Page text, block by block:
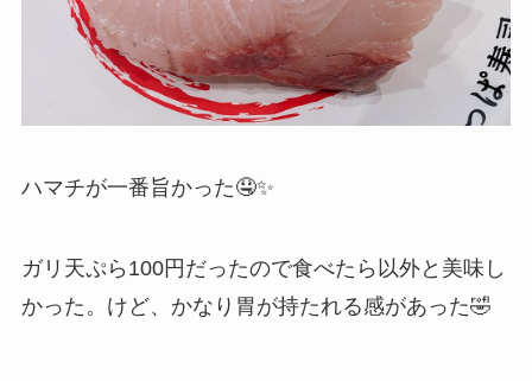
ハマチが一番旨かった🤤✨
ガリ天ぷら100円だったので食べたら以外と美味し
かった。けど、かなり胃が持たれる感があった🤣